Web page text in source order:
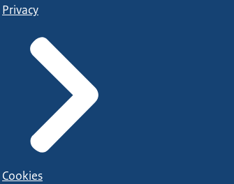
Privacy
Cookies